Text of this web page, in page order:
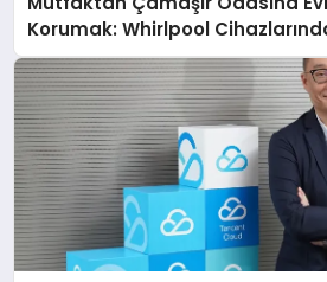
Korumak: Whirlpool
Destek Deneyimi